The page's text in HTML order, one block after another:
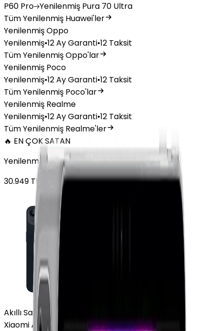
P60 Pro Yenilenmiş Pura 70 Ultra
Tüm Yenilenmiş Huawei'ler
Yenilenmiş Oppo
Yenilenmiş•12 Ay Garanti•12 Taksit
Tüm Yenilenmiş Oppo'lar
Yenilenmiş Poco
Yenilenmiş•12 Ay Garanti•12 Taksit
Tüm Yenilenmiş Poco'lar
Yenilenmiş Realme
Yenilenmiş•12 Ay Garanti•12 Taksit
Tüm Yenilenmiş Realme'ler
🔥 EN ÇOK SATAN
Yenilenmiş Apple iPhone 13 128 GB Gece Yarısı
30.949 TL'den başlayan fiyatlar
Akıllı Saat ve Bileklik
Xiaomi Akıllı Saat